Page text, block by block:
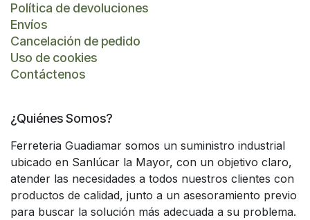
Política de devoluciones
Envíos
Cancelación de pedido
Uso de cookies
Contáctenos
¿Quiénes Somos?
Ferreteria Guadiamar somos un suministro industrial
ubicado en Sanlúcar la Mayor, con un objetivo claro,
atender las necesidades a todos nuestros clientes con
productos de calidad, junto a un asesoramiento previo
para buscar la solución más adecuada a su problema.